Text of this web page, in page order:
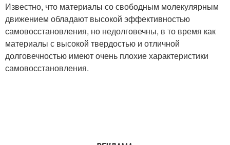
Известно, что материалы со свободным молекулярным
движением обладают высокой эффективностью
самовосстановления, но недолговечны, в то время как
материалы с высокой твердостью и отличной
долговечностью имеют очень плохие характеристики
самовосстановления.